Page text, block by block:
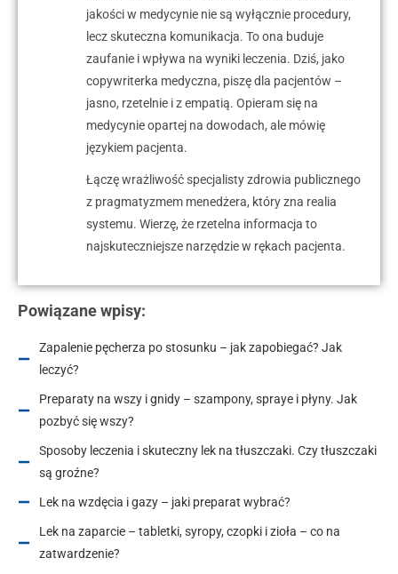
jakości w medycynie nie są wyłącznie procedury,
lecz skuteczna komunikacja. To ona buduje
zaufanie i wpływa na wyniki leczenia. Dziś, jako
copywriterka medyczna, piszę dla pacjentów –
jasno, rzetelnie i z empatią. Opieram się na
medycynie opartej na dowodach, ale mówię
językiem pacjenta.
Łączę wrażliwość specjalisty zdrowia publicznego
z pragmatyzmem menedżera, który zna realia
systemu. Wierzę, że rzetelna informacja to
najskuteczniejsze narzędzie w rękach pacjenta.
Powiązane wpisy:
Zapalenie pęcherza po stosunku – jak zapobiegać? Jak
leczyć?
Preparaty na wszy i gnidy – szampony, spraye i płyny. Jak
pozbyć się wszy?
Sposoby leczenia i skuteczny lek na tłuszczaki. Czy tłuszczaki
są groźne?
Lek na wzdęcia i gazy – jaki preparat wybrać?
Lek na zaparcie – tabletki, syropy, czopki i zioła – co na
zatwardzenie?